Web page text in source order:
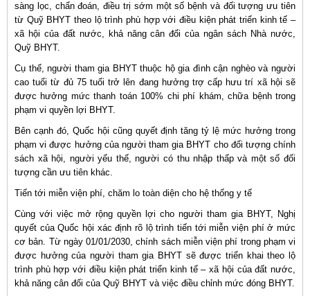
sàng lọc, chẩn đoán, điều trị sớm một số bệnh và đối tượng ưu tiên
từ Quỹ BHYT theo lộ trình phù hợp với điều kiện phát triển kinh tế –
xã hội của đất nước, khả năng cân đối của ngân sách Nhà nước,
Quỹ BHYT.
Cụ thể, người tham gia BHYT thuộc hộ gia đình cận nghèo và người
cao tuổi từ đủ 75 tuổi trở lên đang hưởng trợ cấp hưu trí xã hội sẽ
được hưởng mức thanh toán 100% chi phí khám, chữa bệnh trong
phạm vi quyền lợi BHYT.
Bên cạnh đó, Quốc hội cũng quyết định tăng tỷ lệ mức hưởng trong
phạm vi được hưởng của người tham gia BHYT cho đối tượng chính
sách xã hội, người yếu thế, người có thu nhập thấp và một số đối
tượng cần ưu tiên khác.
Tiến tới miễn viện phí, chăm lo toàn diện cho hệ thống y tế
Cùng với việc mở rộng quyền lợi cho người tham gia BHYT, Nghị
quyết của Quốc hội xác định rõ lộ trình tiến tới miễn viện phí ở mức
cơ bản. Từ ngày 01/01/2030, chính sách miễn viện phí trong phạm vi
được hưởng của người tham gia BHYT sẽ được triển khai theo lộ
trình phù hợp với điều kiện phát triển kinh tế – xã hội của đất nước,
khả năng cân đối của Quỹ BHYT và việc điều chỉnh mức đóng BHYT.